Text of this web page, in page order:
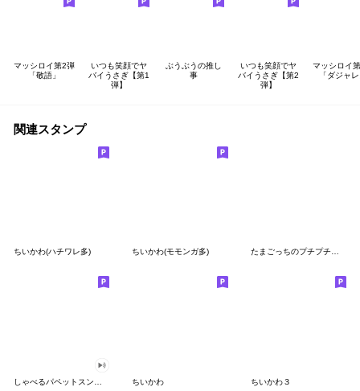
マッシロイ第2弾
「敬語」
いつも笑顔でヤ
バイうさぎ【第1
弾】
ぶうぶうの推し
事
いつも笑顔でヤ
バイうさぎ【第2
弾】
マッシロイ
「ダジャ
関連スタンプ
ちいかわ(ハチワレ多) ちいかわ(モモンガ多) たまごっちのプチプチおみせっち
ちいかわ ちいかわ３